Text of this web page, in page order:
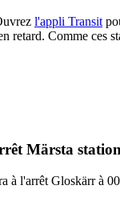
l'appli Transit
Comme ces
Märsta
à l'arrêt Gloskärr à